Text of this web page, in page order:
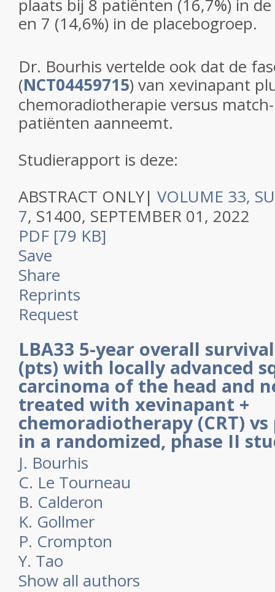
plaats bij 8 patiënten (16,7%) in
en 7 (14,6%) in de placebogroep.
Dr. Bourhis vertelde ook dat de
(NCT04459715) van xevinapant
chemoradiotherapie versus
patiënten aanneemt.
Studierapport is deze:
ABSTRACT ONLY| VOLUME 33,
7, S1400, SEPTEMBER 01, 2022
PDF [79 KB]
Save
Share
Reprints
Request
LBA33 5-year overall
(pts) with locally advanced
carcinoma of the head and
treated with xevinapant +
chemoradiotherapy (CRT) vs
in a randomized, phase II
J. Bourhis
C. Le Tourneau
B. Calderon
K. Gollmer
P. Crompton
Y. Tao
Show all authors